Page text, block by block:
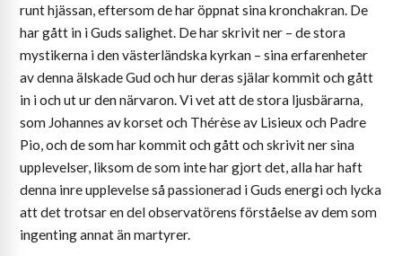
runt hjässan, eftersom de har öppnat sina kronchakran. De
har gått in i Guds salighet. De har skrivit ner – de stora
mystikerna i den västerländska kyrkan – sina erfarenheter
av denna älskade Gud och hur deras själar kommit och gått
in i och ut ur den närvaron. Vi vet att de stora ljusbärarna,
som Johannes av korset och Thérèse av Lisieux och Padre
Pio, och de som har kommit och gått och skrivit ner sina
upplevelser, liksom de som inte har gjort det, alla har haft
denna inre upplevelse så passionerad i Guds energi och lycka
att det trotsar en del observatörens förståelse av dem som
ingenting annat än martyrer.